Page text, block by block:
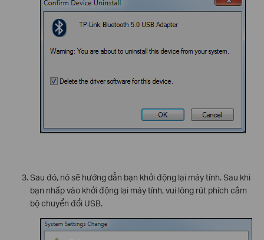
Sau đó, nó sẽ hướng dẫn bạn khởi động lại máy tính. Sau khi
bạn nhấp vào khởi động lại máy tính, vui lòng rút phích cắm
bộ chuyển đổi USB.